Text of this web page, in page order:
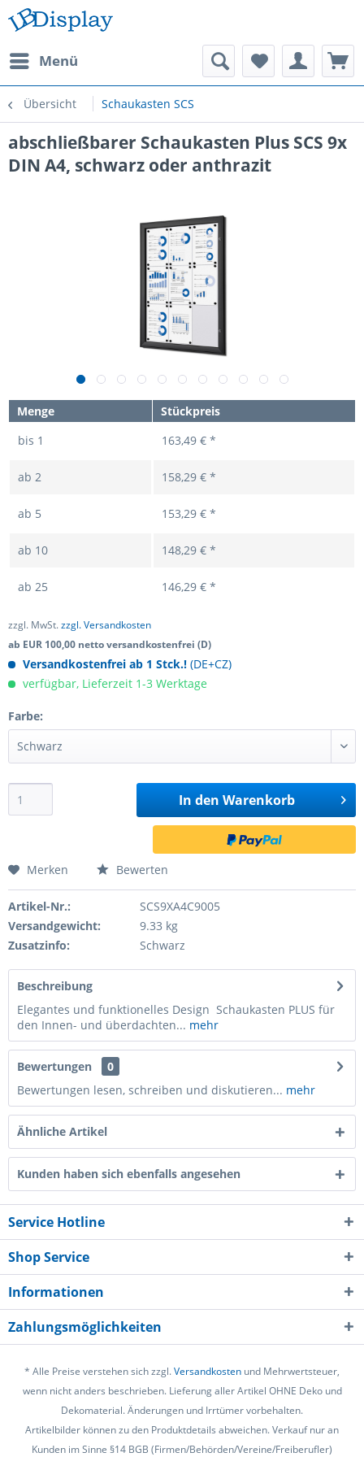
Menü
Übersicht Schaukasten SCS
abschließbarer Schaukasten Plus SCS 9x
DIN A4, schwarz oder anthrazit
Menge
Stückpreis
bis 1 163,49 € *
ab 2 158,29 € *
ab 5 153,29 € *
ab 10 148,29 € *
ab 25 146,29 € *
zzgl. MwSt.zzgl. Versandkosten
ab EUR 100,00 netto versandkostenfrei (D)
Versandkostenfrei ab 1 Stck.! (DE+CZ)
verfügbar, Lieferzeit 1-3 Werktage
Farbe:
In den Warenkorb
Merken Bewerten
Artikel-Nr.:
SCS9XA4C9005
Versandgewicht:
9.33 kg
Zusatzinfo:
Schwarz
Beschreibung
Elegantes und funktionelles Design Schaukasten PLUS für
den Innen- und überdachten... mehr
Bewertungen
0
Bewertungen lesen, schreiben und diskutieren... mehr
Ähnliche Artikel
Kunden haben sich ebenfalls angesehen
Service Hotline
Shop Service
Informationen
Zahlungsmöglichkeiten
* Alle Preise verstehen sich zzgl.Versandkosten und Mehrwertsteuer,
wenn nicht anders beschrieben. Lieferung aller Artikel OHNE Deko und
Dekomaterial. Änderungen und Irrtümer vorbehalten.
Artikelbilder können zu den Produktdetails abweichen. Verkauf nur an
Kunden im Sinne §14 BGB (Firmen/Behörden/Vereine/Freiberufler)